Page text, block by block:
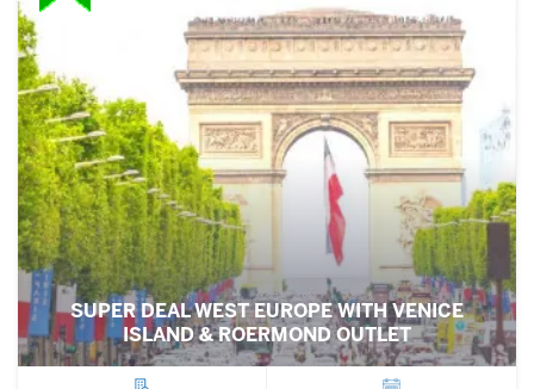
SUPER DEAL WEST EUROPE WITH VENICE
ISLAND & ROERMOND OUTLET